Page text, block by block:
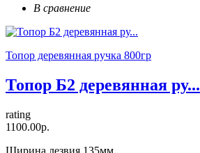
В сравнение
Топор деревянная ручка 800гр
Топор Б2 деревянная ру...
rating
1100.00р.
Ширина лезвия 135мм..